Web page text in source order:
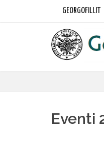
GEORGOFILI.IT
Eventi